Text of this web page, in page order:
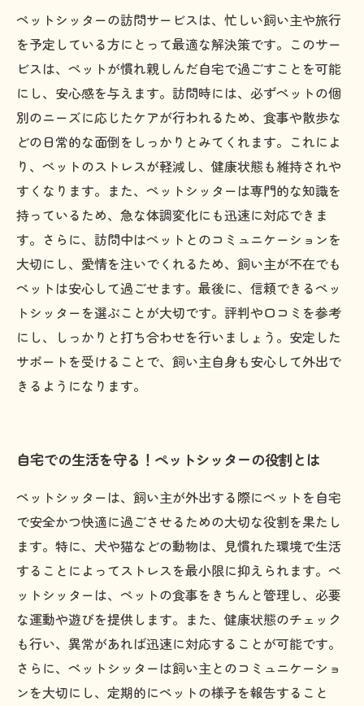
ペットシッターの訪問サービスは、忙しい飼い主や旅行
を予定している方にとって最適な解決策です。このサー
ビスは、ペットが慣れ親しんだ自宅で過ごすことを可能
にし、安心感を与えます。訪問時には、必ずペットの個
別のニーズに応じたケアが行われるため、食事や散歩な
どの日常的な面倒をしっかりとみてくれます。これによ
り、ペットのストレスが軽減し、健康状態も維持されや
すくなります。また、ペットシッターは専門的な知識を
持っているため、急な体調変化にも迅速に対応できま
す。さらに、訪問中はペットとのコミュニケーションを
大切にし、愛情を注いでくれるため、飼い主が不在でも
ペットは安心して過ごせます。最後に、信頼できるペッ
トシッターを選ぶことが大切です。評判や口コミを参考
にし、しっかりと打ち合わせを行いましょう。安定した
サポートを受けることで、飼い主自身も安心して外出で
きるようになります。
自宅での生活を守る！ペットシッターの役割とは
ペットシッターは、飼い主が外出する際にペットを自宅
で安全かつ快適に過ごさせるための大切な役割を果たし
ます。特に、犬や猫などの動物は、見慣れた環境で生活
することによってストレスを最小限に抑えられます。ペ
ットシッターは、ペットの食事をきちんと管理し、必要
な運動や遊びを提供します。また、健康状態のチェック
も行い、異常があれば迅速に対応することが可能です。
さらに、ペットシッターは飼い主とのコミュニケーショ
ンを大切にし、定期的にペットの様子を報告すること